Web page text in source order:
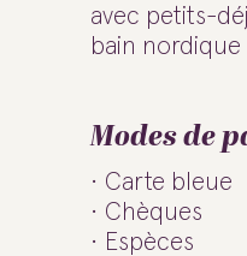
avec petits-
bain nordique
Modes de
Carte bleue
Chèques
Espèces